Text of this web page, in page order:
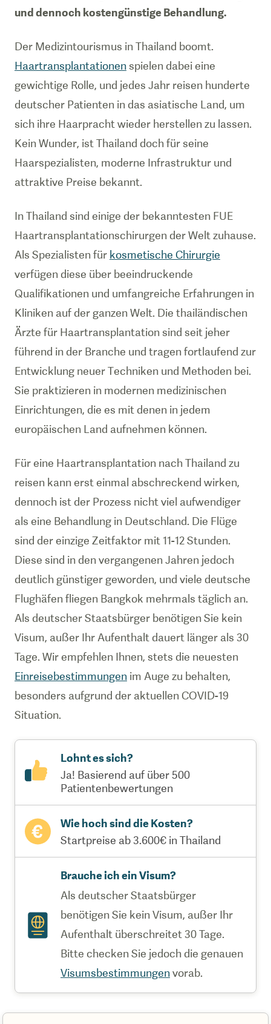
und dennoch kostengünstige Behandlung.
Der Medizintourismus in Thailand boomt.
Haartransplantationen spielen dabei eine
gewichtige Rolle, und jedes Jahr reisen hunderte
deutscher Patienten in das asiatische Land, um
sich ihre Haarpracht wieder herstellen zu lassen.
Kein Wunder, ist Thailand doch für seine
Haarspezialisten, moderne Infrastruktur und
attraktive Preise bekannt.
In Thailand sind einige der bekanntesten FUE
Haartransplantationschirurgen der Welt zuhause.
Als Spezialisten für kosmetische Chirurgie
verfügen diese über beeindruckende
Qualifikationen und umfangreiche Erfahrungen in
Kliniken auf der ganzen Welt. Die thailändischen
Ärzte für Haartransplantation sind seit jeher
führend in der Branche und tragen fortlaufend zur
Entwicklung neuer Techniken und Methoden bei.
Sie praktizieren in modernen medizinischen
Einrichtungen, die es mit denen in jedem
europäischen Land aufnehmen können.
Für eine Haartransplantation nach Thailand zu
reisen kann erst einmal abschreckend wirken,
dennoch ist der Prozess nicht viel aufwendiger
als eine Behandlung in Deutschland. Die Flüge
sind der einzige Zeitfaktor mit 11-12 Stunden.
Diese sind in den vergangenen Jahren jedoch
deutlich günstiger geworden, und viele deutsche
Flughäfen fliegen Bangkok mehrmals täglich an.
Als deutscher Staatsbürger benötigen Sie kein
Visum, außer Ihr Aufenthalt dauert länger als 30
Tage. Wir empfehlen Ihnen, stets die neuesten
Einreisebestimmungen im Auge zu behalten,
besonders aufgrund der aktuellen COVID-19
Situation.
Lohnt es sich?
Ja! Basierend auf über 500
Patientenbewertungen
Wie hoch sind die Kosten?
Startpreise ab 3.600€ in Thailand
Brauche ich ein Visum?
Als deutscher Staatsbürger
benötigen Sie kein Visum, außer Ihr
Aufenthalt überschreitet 30 Tage.
Bitte checken Sie jedoch die genauen
Visumsbestimmungenvorab.